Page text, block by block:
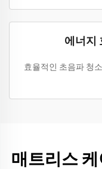
에너지
효율적인 초음파 청
매트리스